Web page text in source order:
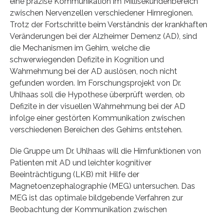
zwischen Nervenzellen verschiedener Hirnregionen.
Trotz der Fortschritte beim Verständnis der krankhaften
Veränderungen bei der Alzheimer Demenz (AD), sind
die Mechanismen im Gehirn, welche die
schwerwiegenden Defizite in Kognition und
Wahrnehmung bei der AD auslösen, noch nicht
gefunden worden. Im Forschungsprojekt von Dr.
Uhlhaas soll die Hypothese überprüft werden, ob
Defizite in der visuellen Wahrnehmung bei der AD
infolge einer gestörten Kommunikation zwischen
verschiedenen Bereichen des Gehirns entstehen.
Die Gruppe um Dr. Uhlhaas will die Hirnfunktionen von
Patienten mit AD und leichter kognitiver
Beeinträchtigung (LKB) mit Hilfe der
Magnetoenzephalographie (MEG) untersuchen. Das
MEG ist das optimale bildgebende Verfahren zur
Beobachtung der Kommunikation zwischen